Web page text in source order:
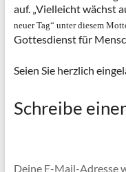
auf. „Vielleicht wächst
neuer Tag“ unter diesem
Gottesdienst für
Seien Sie herzlich
Schreibe
Deine E-Mail-Adresse